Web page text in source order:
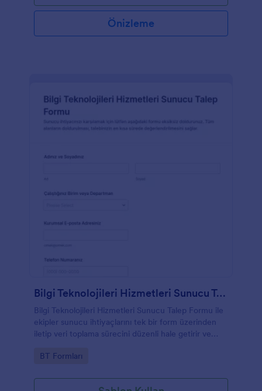
Önizleme
Bilgi Teknolojileri Hizmetleri Sunucu Talep Formu
Bilgi Teknolojileri Hizmetleri Sunucu Talep Formu ile
ekipler sunucu ihtiyaçlarını tek bir form üzerinden
iletip veri toplama sürecini düzenli hale getirir ve
Go to Category:
BT Formları